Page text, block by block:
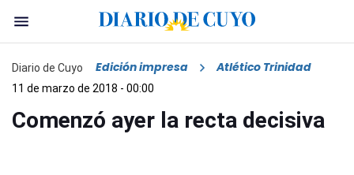
Diario de Cuyo Edición impresa Atlético Trinidad
11 de marzo de 2018 - 00:00
Comenzó ayer la recta decisiva